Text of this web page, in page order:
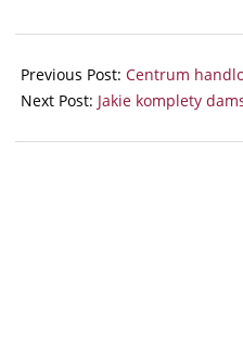
09-
15
Previous Post: Centrum
Next Post: Jakie komplety